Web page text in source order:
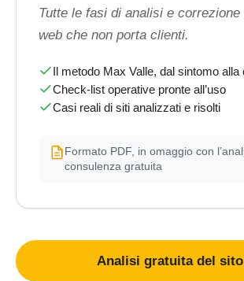
Tutte le fasi di analisi e
web che non porta clienti.
Il metodo Max Valle, dal sintomo alla
Check-list operative pronte all’uso
Casi reali di siti analizzati e risolti
Formato PDF, in omaggio con
consulenza gratuita
Analisi gratuita del sito